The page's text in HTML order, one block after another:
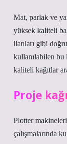
Mat, parlak ve
yüksek kaliteli
ilanları gibi
kullanılabilen bu
kaliteli kağıtlar
Proje
Plotter
çalışmalarında